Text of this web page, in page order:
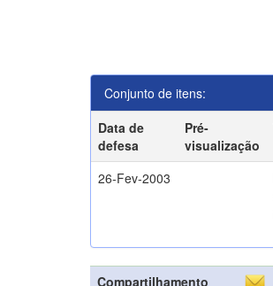
Conjunto de itens:
Data de
defesa
Pré-
visualização
26-Fev-2003
Compartilhamento